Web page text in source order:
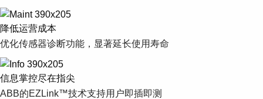
降低运营成本
优化传感器诊断功能，显著延长使用寿命
信息掌控尽在指尖
ABB的EZLink™技术支持用户即插即测